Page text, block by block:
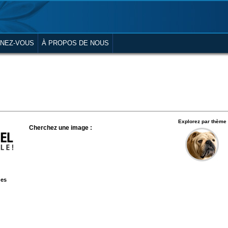
VOUS À PROPOS DE NOUS
Cherchez une image :
Explorez par thème